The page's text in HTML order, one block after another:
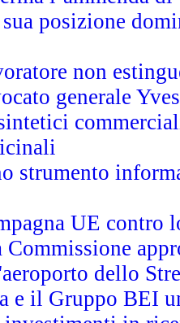
posizione
non
generale
strumento
UE contro
dello
e il Gruppo BEI